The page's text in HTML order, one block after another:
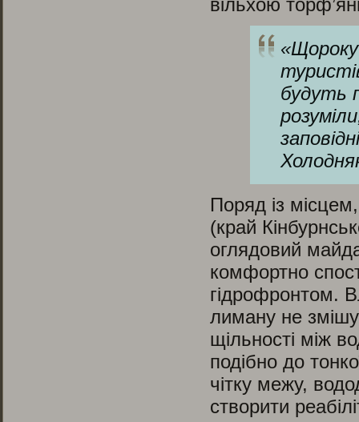
вільхою
«Щороку
будуть
Поряд із
(край
оглядовий
комфортно
гідрофронтом.
лиману не
щільності між
подібно до
чітку межу,
створити